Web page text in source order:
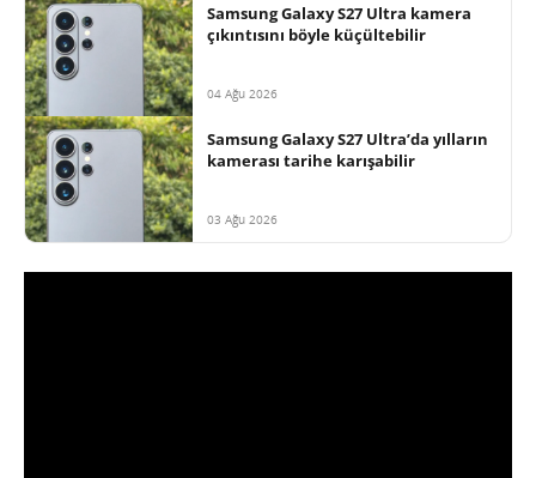
Samsung Galaxy S27 Ultra kamera
çıkıntısını böyle küçültebilir
04 Ağu 2026
Samsung Galaxy S27 Ultra’da yılların
kamerası tarihe karışabilir
03 Ağu 2026